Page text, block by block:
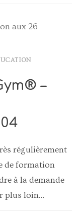
–
régulièrement
de formation
à la demande
plus loin…